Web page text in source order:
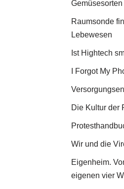
Gemüsesorten
Raumsonde
Lebewesen
Ist Hightech
I Forgot My
Die Kultur der
Wir und die
Eigenheim.
eigenen vier